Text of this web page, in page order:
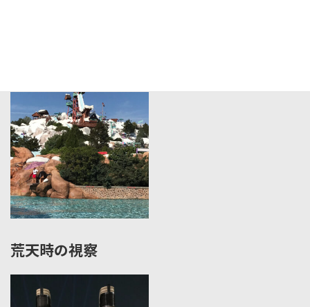
荒天時の視察